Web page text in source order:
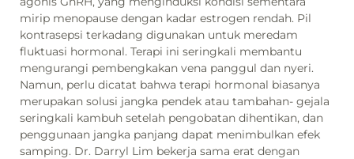
mirip menopause dengan kadar estrogen rendah. Pil
kontrasepsi terkadang digunakan untuk meredam
fluktuasi hormonal. Terapi ini seringkali membantu
mengurangi pembengkakan vena panggul dan nyeri.
Namun, perlu dicatat bahwa terapi hormonal biasanya
merupakan solusi jangka pendek atau tambahan- gejala
seringkali kambuh setelah pengobatan dihentikan, dan
penggunaan jangka panjang dapat menimbulkan efek
samping. Dr. Darryl Lim bekerja sama erat dengan